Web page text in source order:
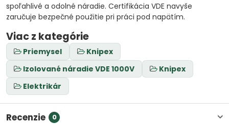
spoľahlivé a odolné náradie. Certifikácia VDE navyše
zaručuje bezpečné použitie pri práci pod napätím.
Viac z kategórie
Priemysel
Knipex
Izolované náradie VDE 1000V
Knipex
Elektrikár
Recenzie 0